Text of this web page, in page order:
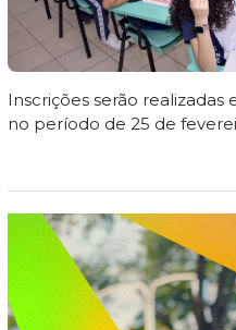
Inscrições serão
no período de 25 de